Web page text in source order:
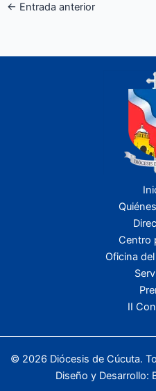
← Entrada anterior
Centro
Oficina
II
© 2026 Diócesis de Cúcuta.
Diseño y Desarrollo: